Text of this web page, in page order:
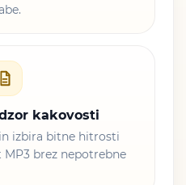
kakovosti
izbira bitne hitrosti
brez nepotrebne